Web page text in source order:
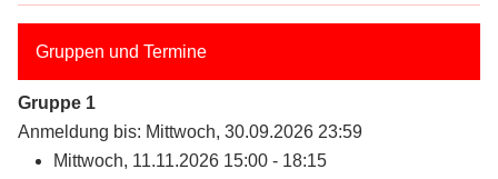
Gruppen und Termine
Gruppe 1
Anmeldung bis: Mittwoch, 30.09.2026 23:59
Mittwoch, 11.11.2026 15:00 - 18:15